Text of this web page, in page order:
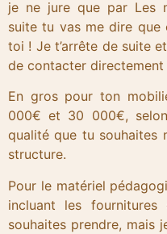
je ne jure que par Les
suite tu vas me dire
toi ! Je t’arrête de suite
de contacter directement
En gros pour ton
000€ et 30 000€,
qualité que tu souhaites
structure.
Pour le matériel
incluant les
souhaites prendre, mais